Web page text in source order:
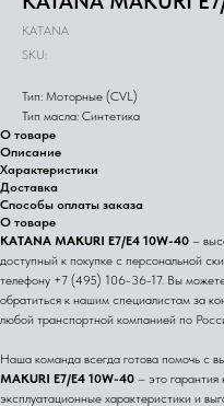
KATANA
SKU:
Тип: Моторные (CVL)
Тип масла: Синтетика
О товаре
Описание
Характеристики
Доставка
Способы оплаты заказа
О товаре
KATANA MAKURI E7/E4 10W-40 –
доступный к покупке с персональной
телефону +7 (495) 106-36-17. Вы
обратиться к нашим специалистам за
любой транспортной компанией по
Наша команда всегда готова помочь с
MAKURI E7/E4 10W-40 – это
эксплуатационные характеристики и